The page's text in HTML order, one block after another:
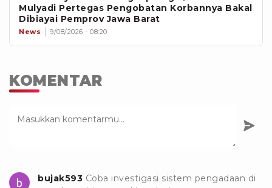
Mulyadi Pertegas Pengobatan Korbannya Bakal
Dibiayai Pemprov Jawa Barat
News 9/08/2026 - 08:20
KOMENTAR
bujak593 Coba investigasi sistem pengadaan di